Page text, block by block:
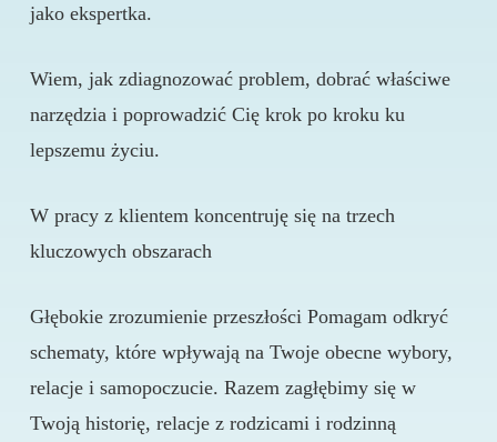
jako ekspertka.
Wiem, jak zdiagnozować problem, dobrać właściwe
narzędzia i poprowadzić Cię krok po kroku ku
lepszemu życiu.
W pracy z klientem koncentruję się na trzech
kluczowych obszarach
Głębokie zrozumienie przeszłości Pomagam odkryć
schematy, które wpływają na Twoje obecne wybory,
relacje i samopoczucie. Razem zagłębimy się w
Twoją historię, relacje z rodzicami i rodzinną